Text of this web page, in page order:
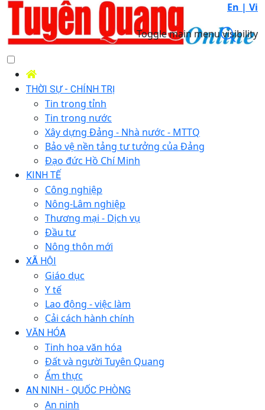
En | Vi
Toggle main menu visibility
THỜI SỰ - CHÍNH TRỊ
Tin trong tỉnh
Tin trong nước
Xây dựng Đảng - Nhà nước - MTTQ
Bảo vệ nền tảng tư tưởng của Đảng
Đạo đức Hồ Chí Minh
KINH TẾ
Công nghiệp
Nông-Lâm nghiệp
Thương mại - Dịch vụ
Đầu tư
Nông thôn mới
XÃ HỘI
Giáo dục
Y tế
Lao động - việc làm
Cải cách hành chính
VĂN HÓA
Tinh hoa văn hóa
Đất và người Tuyên Quang
Ẩm thực
AN NINH - QUỐC PHÒNG
An ninh